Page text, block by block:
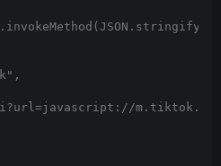
m.tiktok.com/